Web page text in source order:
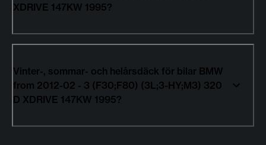
XDRIVE 147KW 1995?
Vinter-, sommar- och helårsdäck för bilar BMW
from 2012-02 - 3 (F30;F80) (3L;3-HY;M3) 320
D XDRIVE 147KW 1995?